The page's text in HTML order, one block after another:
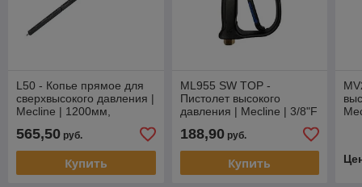
L50 - Копье прямое для
сверхвысокого давления |
Mecline | 1200мм,
565,50 руб.
Купить
ML955 SW TOP -
Пистолет высокого
давления | Mecline | 3/8"F
188,90руб.
Купить